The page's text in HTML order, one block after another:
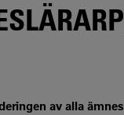
av alla